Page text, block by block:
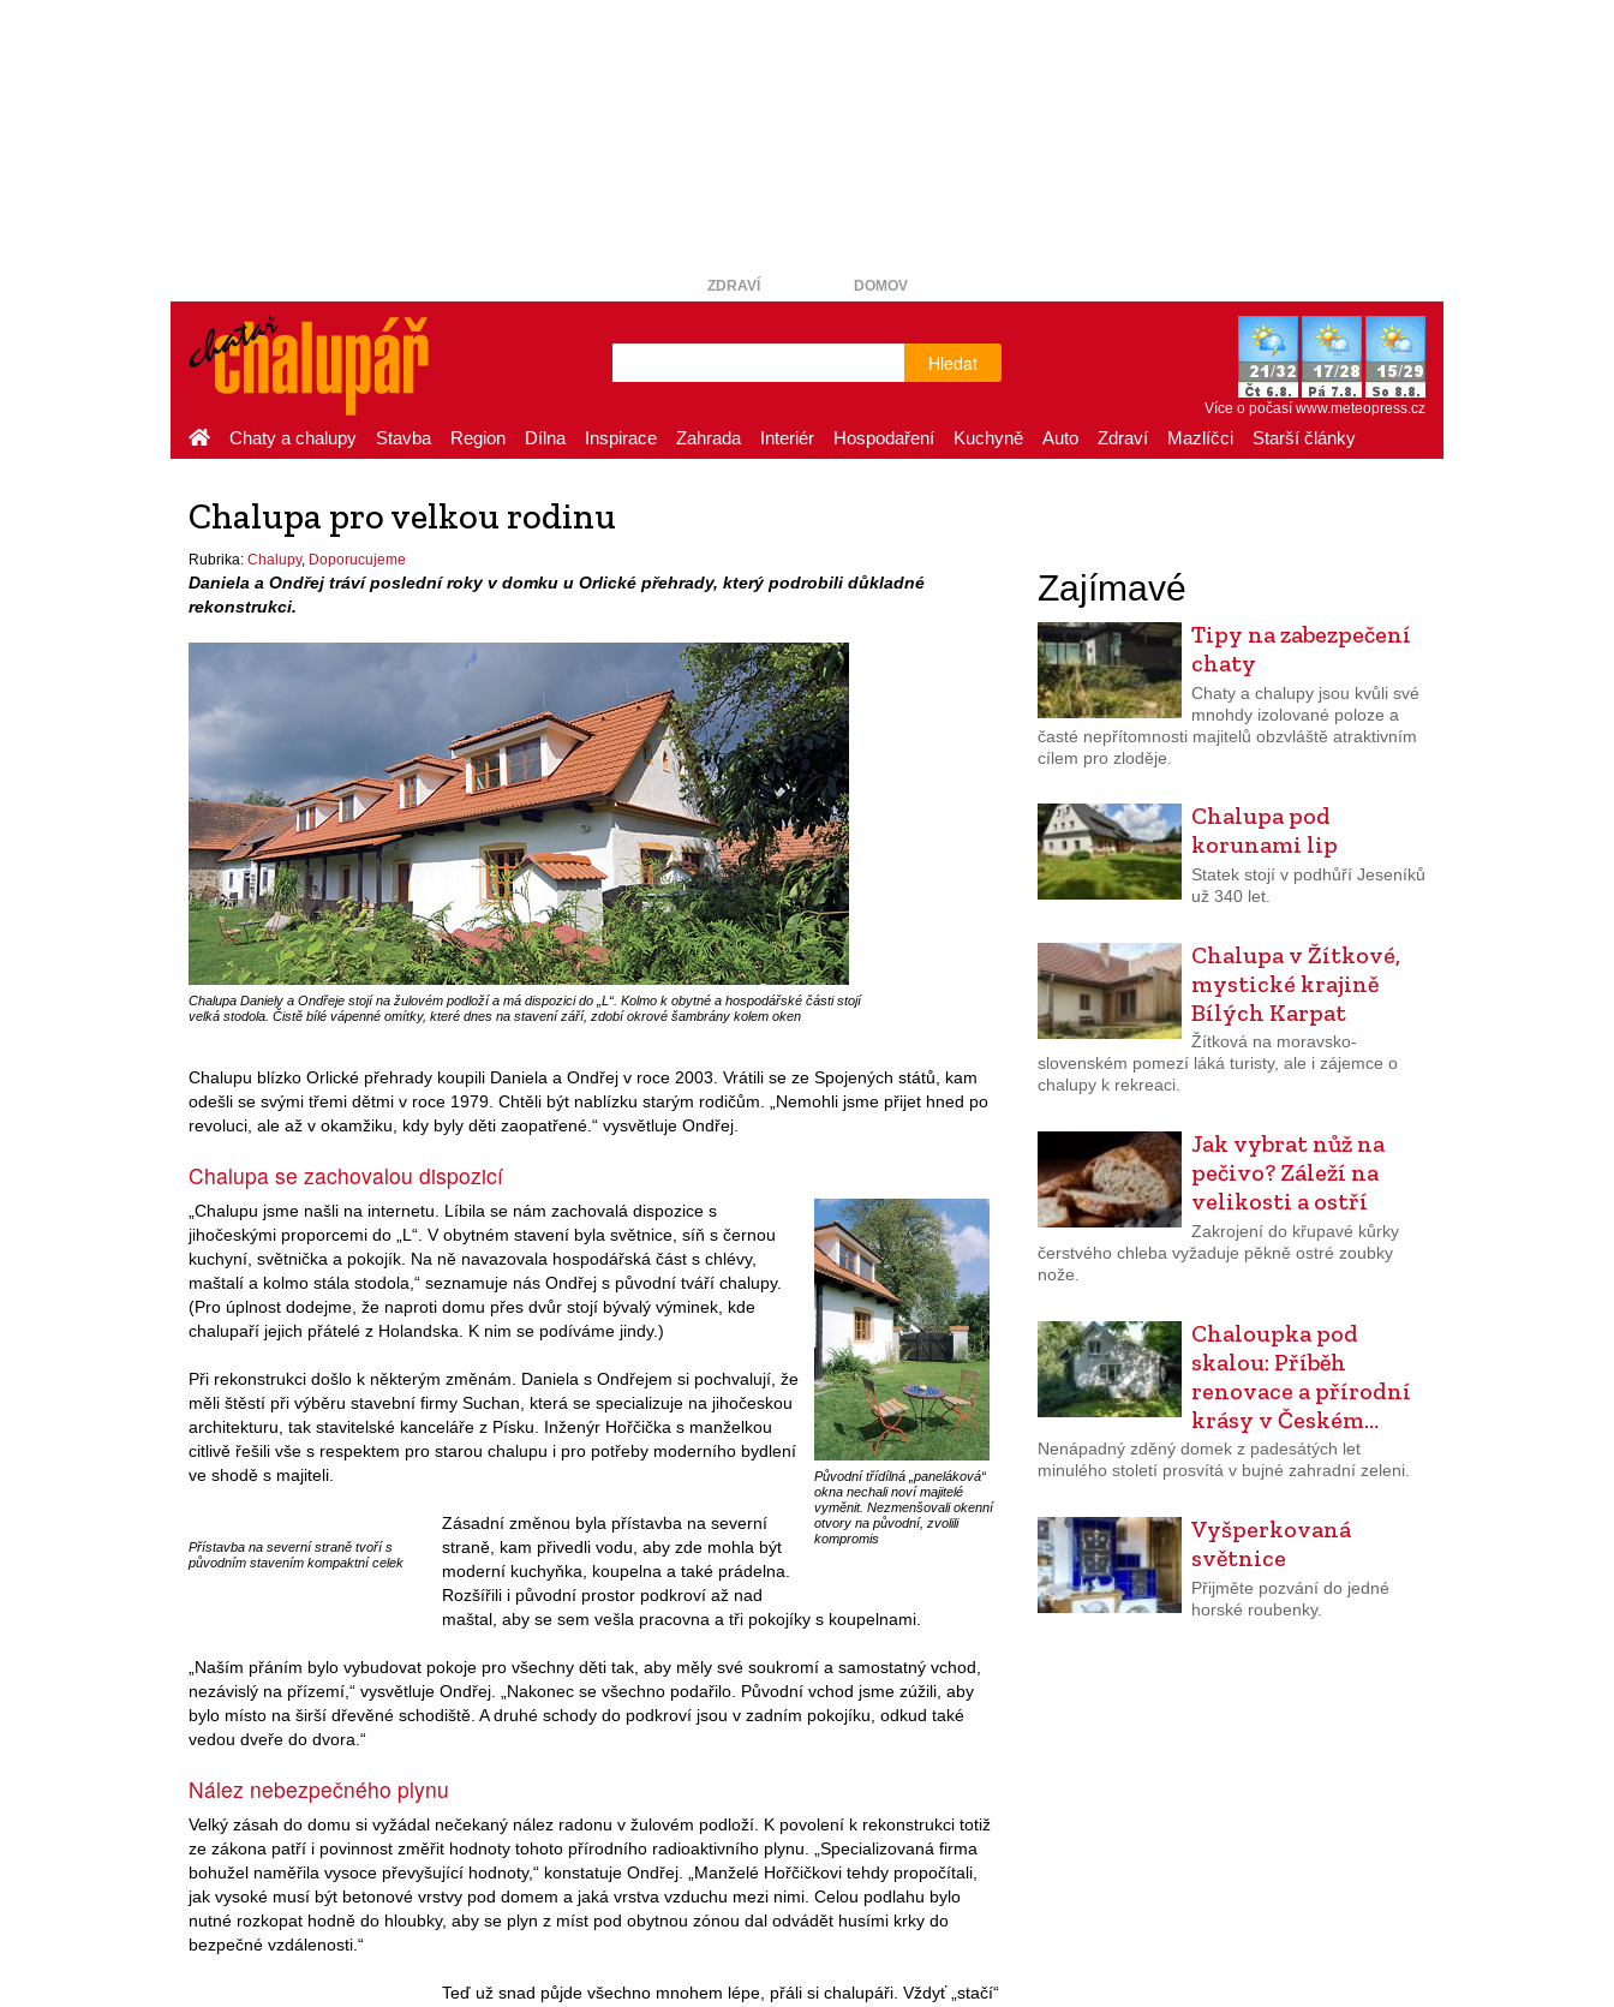
ZDRAVÍ DOMOV
Hledat
Více o počasí www.meteopress.cz
Chaty a chalupy Stavba Region Dílna Inspirace Zahrada Interiér Hospodaření Kuchyně Auto Zdraví Mazlíčci Starší články
Chalupa pro velkou rodinu
Rubrika: Chalupy, Doporucujeme
Daniela a Ondřej tráví poslední roky v domku u Orlické přehrady, který podrobili důkladné
rekonstrukci.
Chalupa Daniely a Ondřeje stojí na žulovém podloží a má dispozici do „L“. Kolmo k obytné a hospodářské části stojí
velká stodola. Čistě bílé vápenné omítky, které dnes na stavení září, zdobí okrové šambrány kolem oken
Chalupu blízko Orlické přehrady koupili Daniela a Ondřej v roce 2003. Vrátili se ze Spojených států, kam
odešli se svými třemi dětmi v roce 1979. Chtěli být nablízku starým rodičům. „Nemohli jsme přijet hned po
revoluci, ale až v okamžiku, kdy byly děti zaopatřené.“ vysvětluje Ondřej.
Chalupa se zachovalou dispozicí
Původní třídílná „paneláková“
okna nechali noví majitelé
vyměnit. Nezmenšovali okenní
otvory na původní, zvolili
kompromis
„Chalupu jsme našli na internetu. Líbila se nám zachovalá dispozice s
jihočeskými proporcemi do „L“. V obytném stavení byla světnice, síň s černou
kuchyní, světnička a pokojík. Na ně navazovala hospodářská část s chlévy,
maštalí a kolmo stála stodola,“ seznamuje nás Ondřej s původní tváří chalupy.
(Pro úplnost dodejme, že naproti domu přes dvůr stojí bývalý výminek, kde
chalupaří jejich přátelé z Holandska. K nim se podíváme jindy.)
Při rekonstrukci došlo k některým změnám. Daniela s Ondřejem si pochvalují, že
měli štěstí při výběru stavební firmy Suchan, která se specializuje na jihočeskou
architekturu, tak stavitelské kanceláře z Písku. Inženýr Hořčička s manželkou
citlivě řešili vše s respektem pro starou chalupu i pro potřeby moderního bydlení
ve shodě s majiteli.
Přístavba na severní straně tvoří s
původním stavením kompaktní celek
Zásadní změnou byla přístavba na severní
straně, kam přivedli vodu, aby zde mohla být
moderní kuchyňka, koupelna a také prádelna.
Rozšířili i původní prostor podkroví až nad
maštal, aby se sem vešla pracovna a tři pokojíky s koupelnami.
„Naším přáním bylo vybudovat pokoje pro všechny děti tak, aby měly své soukromí a samostatný vchod,
nezávislý na přízemí,“ vysvětluje Ondřej. „Nakonec se všechno podařilo. Původní vchod jsme zúžili, aby
bylo místo na širší dřevěné schodiště. A druhé schody do podkroví jsou v zadním pokojíku, odkud také
vedou dveře do dvora.“
Nález nebezpečného plynu
Velký zásah do domu si vyžádal nečekaný nález radonu v žulovém podloží. K povolení k rekonstrukci totiž
ze zákona patří i povinnost změřit hodnoty tohoto přírodního radioaktivního plynu. „Specializovaná firma
bohužel naměřila vysoce převyšující hodnoty,“ konstatuje Ondřej. „Manželé Hořčičkovi tehdy propočítali,
jak vysoké musí být betonové vrstvy pod domem a jaká vrstva vzduchu mezi nimi. Celou podlahu bylo
nutné rozkopat hodně do hloubky, aby se plyn z míst pod obytnou zónou dal odvádět husími krky do
bezpečné vzdálenosti.“
Teď už snad půjde všechno mnohem lépe, přáli si chalupáři. Vždyť „stačí“
Zajímavé
Tipy na zabezpečení
chaty
Chaty a chalupy jsou kvůli své
mnohdy izolované poloze a
časté nepřítomnosti majitelů obzvláště atraktivním
cílem pro zloděje.
Chalupa pod
korunami lip
Statek stojí v podhůří Jeseníků
už 340 let.
Chalupa v Žítkové,
mystické krajině
Bílých Karpat
Žítková na moravsko-
slovenském pomezí láká turisty, ale i zájemce o
chalupy k rekreaci.
Jak vybrat nůž na
pečivo? Záleží na
velikosti a ostří
Zakrojení do křupavé kůrky
čerstvého chleba vyžaduje pěkně ostré zoubky
nože.
Chaloupka pod
skalou: Příběh
renovace a přírodní
krásy v Českém…
Nenápadný zděný domek z padesátých let
minulého století prosvítá v bujné zahradní zeleni.
Vyšperkovaná
světnice
Přijměte pozvání do jedné
horské roubenky.